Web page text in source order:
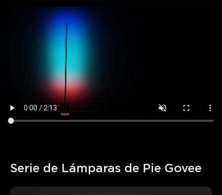
Serie de Lámparas de Pie Govee